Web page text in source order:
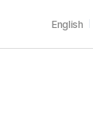
English